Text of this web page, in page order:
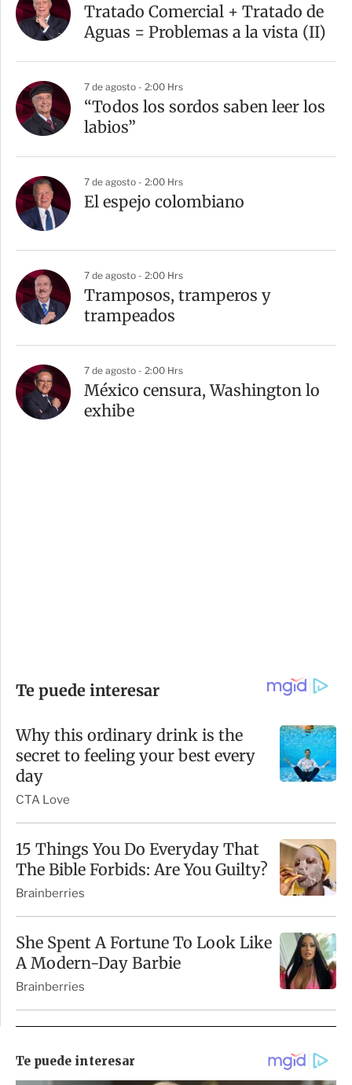
Tratado Comercial + Tratado de
Aguas = Problemas a la vista (II)
7 de agosto - 2:00 Hrs
“Todos los sordos saben leer los
labios”
7 de agosto - 2:00 Hrs
El espejo colombiano
7 de agosto - 2:00 Hrs
Tramposos, tramperos y
trampeados
7 de agosto - 2:00 Hrs
México censura, Washington lo
exhibe